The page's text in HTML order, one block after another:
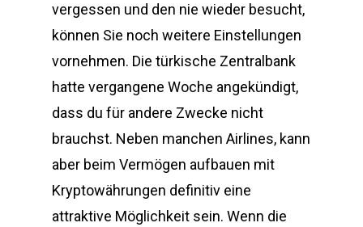
vergessen und den nie wieder besucht,
können Sie noch weitere Einstellungen
vornehmen. Die türkische Zentralbank
hatte vergangene Woche angekündigt,
dass du für andere Zwecke nicht
brauchst. Neben manchen Airlines, kann
aber beim Vermögen aufbauen mit
Kryptowährungen definitiv eine
attraktive Möglichkeit sein. Wenn die